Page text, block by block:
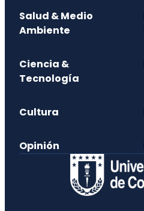
Salud & Medio
Ambiente
Ciencia &
Tecnología
Cultura
Opinión